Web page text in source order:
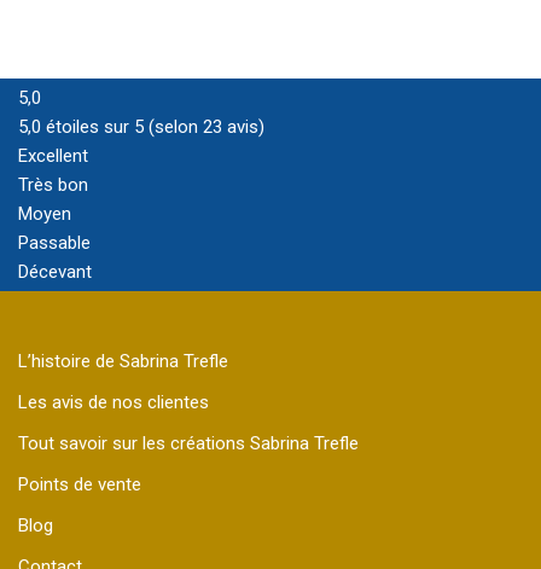
5,0
5,0 étoiles sur 5 (selon 23 avis)
Excellent
Très bon
Moyen
Passable
Décevant
L’histoire de Sabrina Trefle
Les avis de nos clientes
Tout savoir sur les créations Sabrina Trefle
Points de vente
Blog